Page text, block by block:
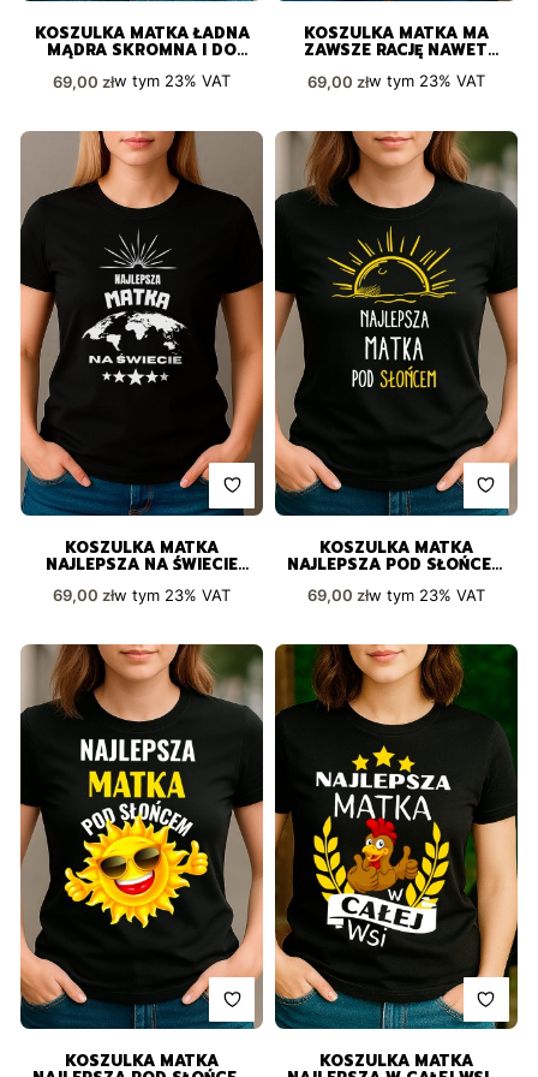
KOSZULKA MATKA ŁADNA
MĄDRA SKROMNA I DO
Cena brutto
69,00 złw tym 23%VAT
KOSZULKA MATKA MA
ZAWSZE RACJĘ NAWET
Cena brutto
69,00 złw tym 23% VAT
KOSZULKA MATKA
NAJLEPSZA NA ŚWIECIE
MAPĄ ŚWIATA
Cena brutto
69,00 złw tym 23%VAT
KOSZULKA MATKA
NAJLEPSZA POD SŁOŃCEM
WYJĄTKOWEJ KOBIETY
Cena brutto
69,00 złw tym 23% VAT
KOSZULKA MATKA KOSZULKA MATKA